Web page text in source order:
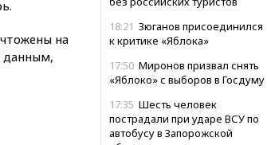
18:21 Зюганов присоединился
к критике «Яблока»
17:50 Миронов призвал снять
«Яблоко» с выборов в Госдуму
17:35 Шесть человек
пострадали при ударе ВСУ по
автобусу в Запорожской
на
данным,